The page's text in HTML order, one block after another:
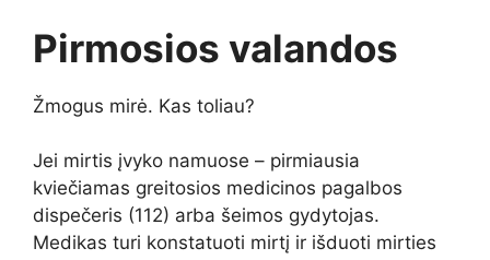
Pirmosios valandos
Žmogus mirė. Kas toliau?
Jei mirtis įvyko namuose – pirmiausia
kviečiamas greitosios medicinos pagalbos
dispečeris (112) arba šeimos gydytojas.
Medikas turi konstatuoti mirtį ir išduoti mirties